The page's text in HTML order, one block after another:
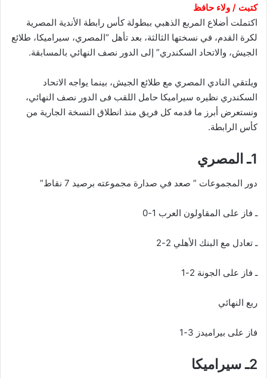
كتبت / ولاء حافظ
اكتملت أضلاع المربع الذهبي ببطولة كأس رابطة الأندية المصرية
لكرة القدم، في نسختها الثالثة، بعد تأهل “المصري، سيراميكا، طلائع
الجيش، والاتحاد السكندري” إلى الدور نصف النهائي بالمسابقة.
ويلتقي النادي المصري مع طلائع الجيش، بينما يواجه الاتحاد
السكندري نظيره سيراميكا حامل اللقب فى الدور نصف النهائي،
ونستعرض أبرز ما قدمه كل فريق منذ انطلاق النسخة الجارية من
كأس الرابطة.
1ـ المصري
دور المجموعات ” صعد في صدارة مجموعته برصيد 7 نقاط”
ـ فاز على المقاولون العرب 1-0
ـ تعادل مع البنك الأهلي 2-2
ـ فاز على الجونة 2-1
ربع النهائي
فاز على بيراميدز 3-1
2ـ سيراميكا